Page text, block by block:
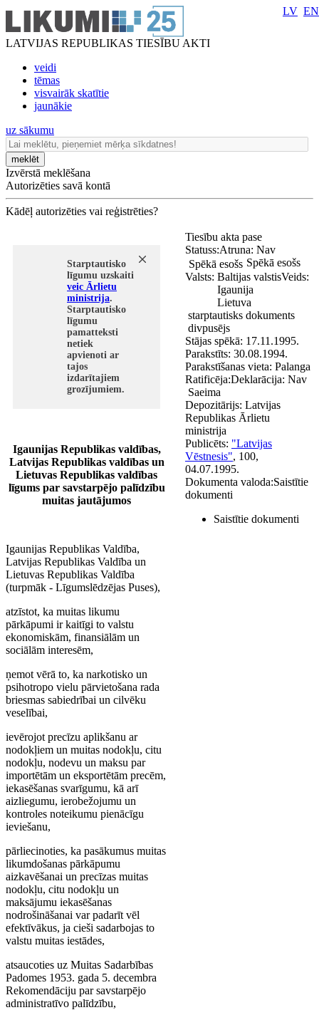
LATVIJAS REPUBLIKAS TIESĪBU AKTI
veidi
tēmas
visvairāk skatītie
jaunākie
LV EN
uz sākumu
meklēt
Izvērstā meklēšana
Autorizēties savā kontā
Kādēļ autorizēties vai reģistrēties?
Starptautisko
līgumu uzskaiti
veic Ārlietu
ministrija.
Starptautisko
līgumu
pamatteksti
netiek
apvienoti ar
tajos
izdarītajiem
grozījumiem.
Igaunijas Republikas valdības,
Latvijas Republikas valdības un
Lietuvas Republikas valdības
līgums par savstarpējo palīdzību
muitas jautājumos
Igaunijas Republikas Valdība,
Latvijas Republikas Valdība un
Lietuvas Republikas Valdība
(turpmāk - Līgumslēdzējas Puses),
atzīstot, ka muitas likumu
pārkāpumi ir kaitīgi to valstu
ekonomiskām, finansiālām un
sociālām interesēm,
ņemot vērā to, ka narkotisko un
psihotropo vielu pārvietošana rada
briesmas sabiedrībai un cilvēku
veselībai,
ievērojot precīzu aplikšanu ar
nodokļiem un muitas nodokļu, citu
nodokļu, nodevu un maksu par
importētām un eksportētām precēm,
iekasēšanas svarīgumu, kā arī
aizliegumu, ierobežojumu un
kontroles noteikumu pienācīgu
ieviešanu,
pārliecinoties, ka pasākumus muitas
likumdošanas pārkāpumu
aizkavēšanai un precīzas muitas
nodokļu, citu nodokļu un
maksājumu iekasēšanas
nodrošināšanai var padarīt vēl
efektīvākus, ja cieši sadarbojas to
valstu muitas iestādes,
atsaucoties uz Muitas Sadarbības
Padomes 1953. gada 5. decembra
Rekomendāciju par savstarpējo
administratīvo palīdzību,
Tiesību akta pase
Statuss:
Spēkā esošs Spēkā esošs
Valsts: Baltijas valstis
Igaunija
Lietuva
Veids:
starptautisks dokuments
divpusējs
Stājas spēkā: 17.11.1995.
Parakstīts: 30.08.1994.
Parakstīšanas vieta: Palanga
Ratificēja:
Saeima
Atruna: Nav
Deklarācija: Nav
Depozitārijs: Latvijas
Republikas Ārlietu
ministrija
Publicēts: "Latvijas
Vēstnesis", 100,
04.07.1995.
Dokumenta valoda:Saistītie
dokumenti
Saistītie dokumenti